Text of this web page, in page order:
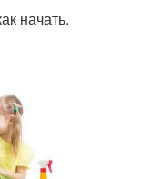
начать.